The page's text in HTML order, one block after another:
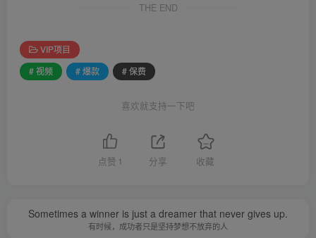
THE END
VIP项目
# 视频
# 爆款 # 保费
喜欢就支持一下吧
点赞 1 分享 收藏
Sometimes a winner is just a dreamer that never gives up.
有时候，成功者只是坚持梦想不放弃的人